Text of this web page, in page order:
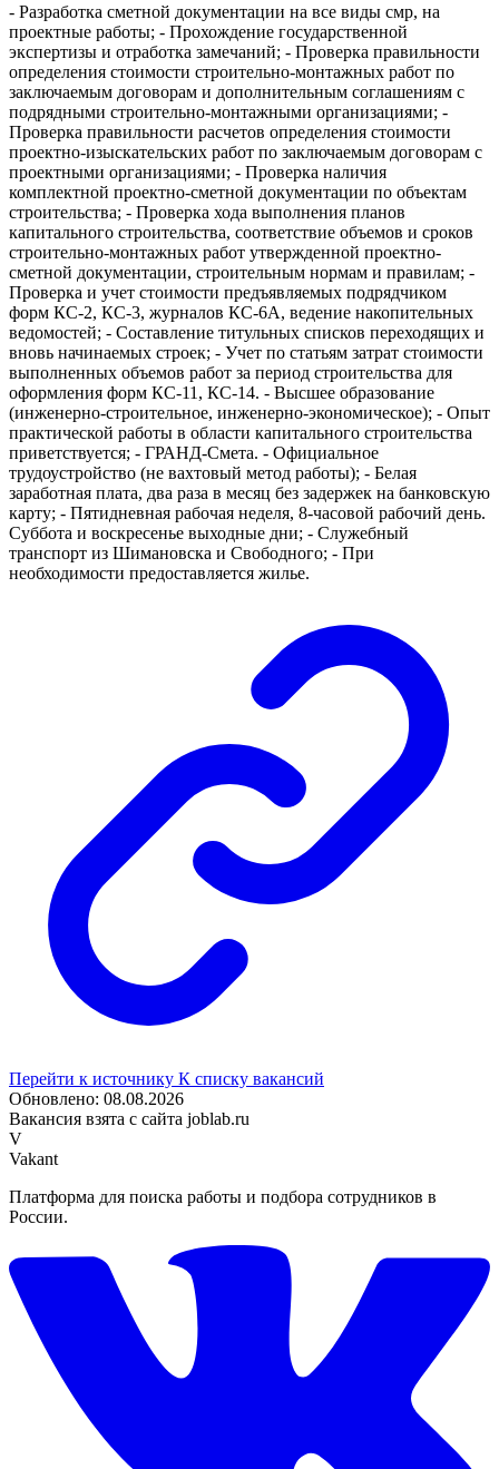
- Разработка сметной документации на все виды смр, на
проектные работы; - Прохождение государственной
экспертизы и отработка замечаний; - Проверка правильности
определения стоимости строительно-монтажных работ по
заключаемым договорам и дополнительным соглашениям с
подрядными строительно-монтажными организациями; -
Проверка правильности расчетов определения стоимости
проектно-изыскательских работ по заключаемым договорам с
проектными организациями; - Проверка наличия
комплектной проектно-сметной документации по объектам
строительства; - Проверка хода выполнения планов
капитального строительства, соответствие объемов и сроков
строительно-монтажных работ утвержденной проектно-
сметной документации, строительным нормам и правилам; -
Проверка и учет стоимости предъявляемых подрядчиком
форм КС-2, КС-3, журналов КС-6А, ведение накопительных
ведомостей; - Составление титульных списков переходящих и
вновь начинаемых строек; - Учет по статьям затрат стоимости
выполненных объемов работ за период строительства для
оформления форм КС-11, КС-14. - Высшее образование
(инженерно-строительное, инженерно-экономическое); - Опыт
практической работы в области капитального строительства
приветствуется; - ГРАНД-Смета. - Официальное
трудоустройство (не вахтовый метод работы); - Белая
заработная плата, два раза в месяц без задержек на банковскую
карту; - Пятидневная рабочая неделя, 8-часовой рабочий день.
Суббота и воскресенье выходные дни; - Служебный
транспорт из Шимановска и Свободного; - При
необходимости предоставляется жилье.
Перейти к источнику К списку вакансий
Обновлено: 08.08.2026
Вакансия взята с сайта joblab.ru
V
Vakant
Платформа для поиска работы и подбора сотрудников в
России.